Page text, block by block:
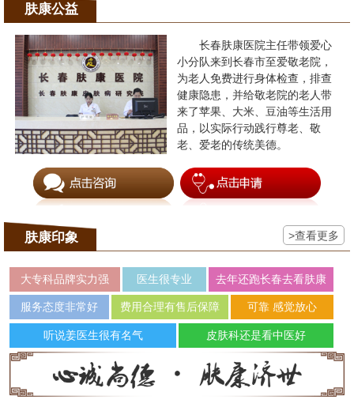
肤康公益
长春肤康医院主任带领爱心
小分队来到长春市至爱敬老院，
为老人免费进行身体检查，排查
健康隐患，并给敬老院的老人带
来了苹果、大米、豆油等生活用
品，以实际行动践行尊老、敬
老、爱老的传统美德。
肤康印象 >查看更多
大专科品牌实力强 医生很专业 去年还跑长春去看肤康
服务态度非常好 费用合理有售后保障 可靠 感觉放心
听说姜医生很有名气 皮肤科还是看中医好